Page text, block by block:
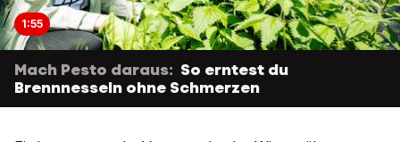
1:55
Mach Pesto daraus: So erntest du
Brennnesseln ohne Schmerzen